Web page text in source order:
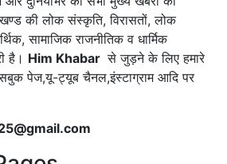
की लोक संस्कृति, विरासतों, लोक
सामाजिक राजनीतिक व धार्मिक
है। Him Khabar से जुड़ने के लिए हमारे
पेज,यू-ट्यूब चैनल,इंस्टाग्राम आदि पर